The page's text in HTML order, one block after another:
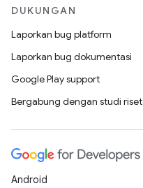
DUKUNGAN
Laporkan bug platform
Laporkan bug dokumentasi
Google Play support
Bergabung dengan studi riset
Android